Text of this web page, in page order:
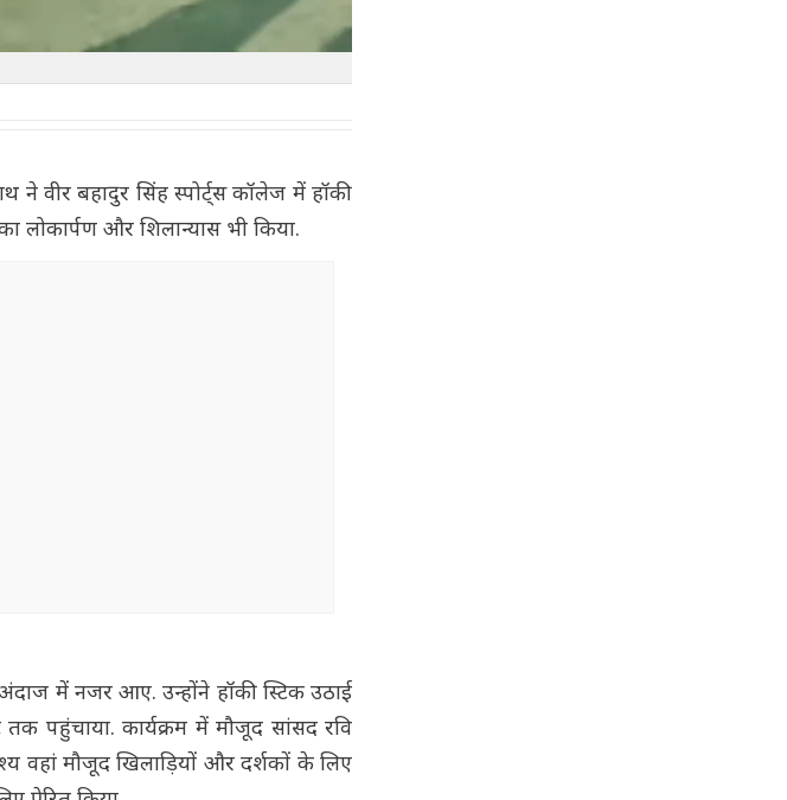
ने वीर बहादुर सिंह स्पोर्ट्स कॉलेज में हॉकी
लोकार्पण और शिलान्यास भी किया.
में नजर आए. उन्होंने हॉकी स्टिक उठाई
पहुंचाया. कार्यक्रम में मौजूद सांसद रवि
वहां मौजूद खिलाड़ियों और दर्शकों के लिए